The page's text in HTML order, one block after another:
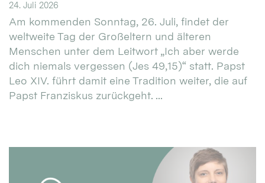
24. Juli 2026
Am kommenden Sonntag, 26. Juli, findet der
weltweite Tag der Großeltern und älteren
Menschen unter dem Leitwort „Ich aber werde
dich niemals vergessen (Jes 49,15)“ statt. Papst
Leo XIV. führt damit eine Tradition weiter, die auf
Papst Franziskus zurückgeht. ...